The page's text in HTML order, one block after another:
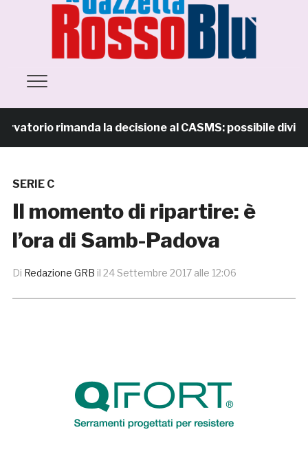
rimanda la decisione al CASMS: possibile divieto
SERIE C
Il momento di ripartire: è
l’ora di Samb-Padova
Di Redazione GRB il 24 Settembre 2017 alle 12:06